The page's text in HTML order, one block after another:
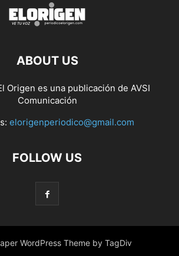
ABOUT US
Origen es una publicación de AVSI
Comunicación
elorigenperiodico@gmail.com
FOLLOW US
WordPress Theme by TagDiv